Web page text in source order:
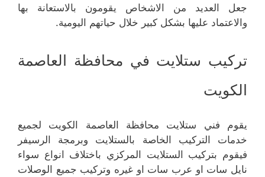
جعل العديد من الاشخاص يقومون بالاستعانة بها
والاعتماد عليها بشكل كبير خلال حياتهم اليومية.
تركيب ستلايت في محافظة العاصمة
الكويت
يقوم فني ستلايت محافظة العاصمة الكويت لجميع
خدمات التركيب الخاصة بالستلايت وبرمجة الرسيفر
فيقوم بتركيب الستلايت المركزي باختلاف انواع سواء
نايل سات او عرب سات او غيره وتركيب جميع الوصلات